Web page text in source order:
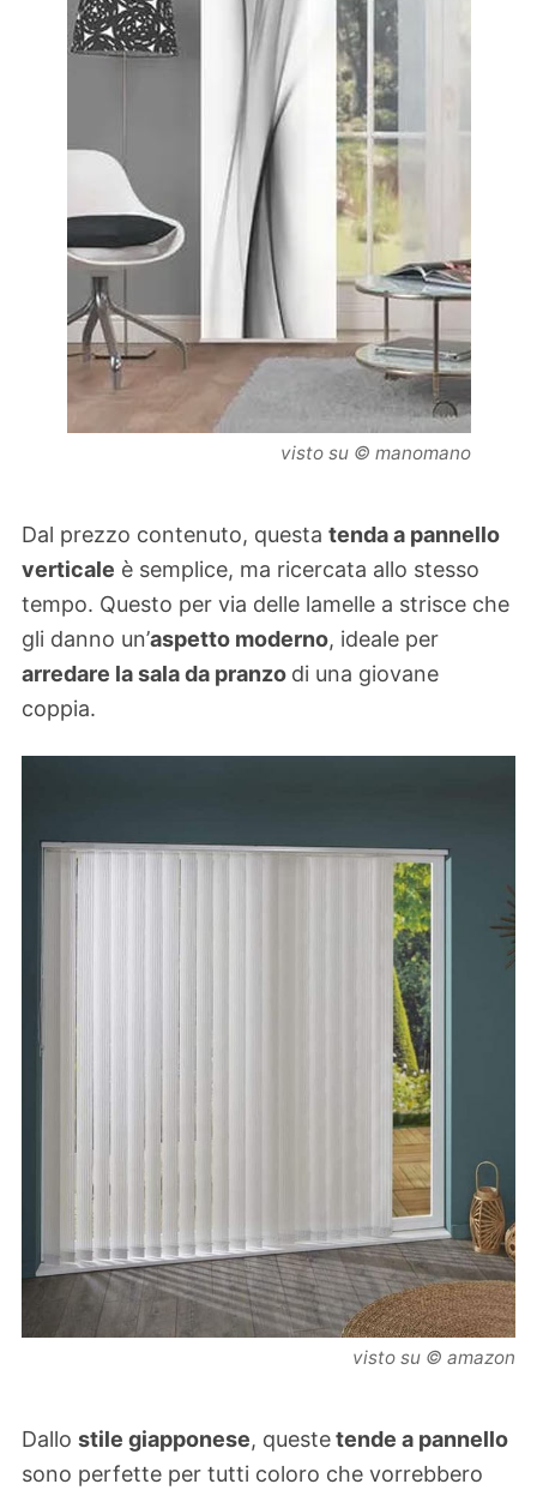
visto su © manomano
Dal prezzo contenuto, questa tenda a pannello
verticale è semplice, ma ricercata allo stesso
tempo. Questo per via delle lamelle a strisce che
gli danno un’aspetto moderno, ideale per
arredare la sala da pranzo di una giovane
coppia.
visto su © amazon
Dallo stile giapponese, questetende a pannello
sono perfette per tutti coloro che vorrebbero